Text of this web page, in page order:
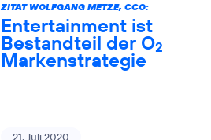
ZITAT WOLFGANG METZE, CCO:
Entertainment ist
Bestandteil der O2
Markenstrategie
21. Juli 2020